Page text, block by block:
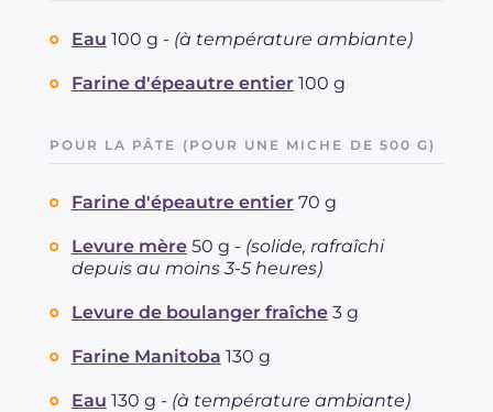
Eau 100 g - (à température ambiante)
Farine d'épeautre entier 100 g
POUR LA PÂTE (POUR UNE MICHE DE 500 G)
Farine d'épeautre entier 70 g
Levure mère 50 g - (solide, rafraîchi
depuis au moins 3-5 heures)
Levure de boulanger fraîche 3 g
Farine Manitoba 130 g
Eau 130 g - (à température ambiante)